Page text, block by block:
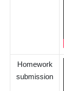
Homework
submission